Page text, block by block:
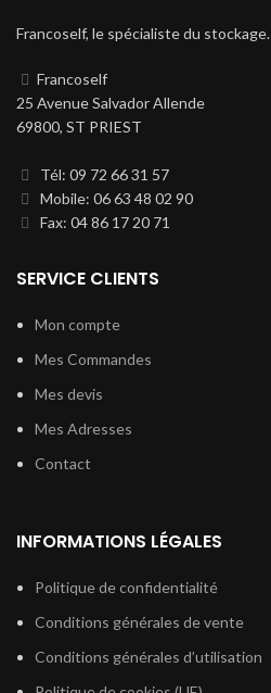
Francoself, le spécialiste du stockage.
Francoself
25 Avenue Salvador Allende
69800, ST PRIEST
Tél: 09 72 66 31 57
Mobile: 06 63 48 02 90
Fax: 04 86 17 20 71
SERVICE CLIENTS
Mon compte
Mes Commandes
Mes devis
Mes Adresses
Contact
INFORMATIONS LÉGALES
Politique de confidentialité
Conditions générales de vente
Conditions générales d’utilisation